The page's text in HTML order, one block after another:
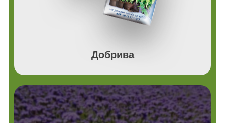
Добрива